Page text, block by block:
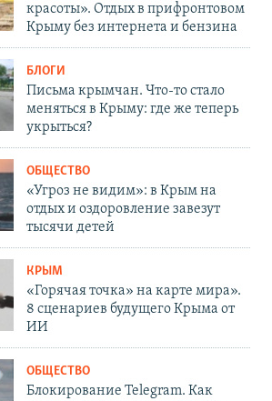
красоты». Отдых в прифронтовом
Крыму без интернета и бензина
БЛОГИ
Письма крымчан. Что-то стало
меняться в Крыму: где же теперь
укрыться?
ОБЩЕСТВО
«Угроз не видим»: в Крым на
отдых и оздоровление завезут
тысячи детей
КРЫМ
«Горячая точка» на карте мира».
8 сценариев будущего Крыма от
ИИ
ОБЩЕСТВО
Блокирование Telegram. Как